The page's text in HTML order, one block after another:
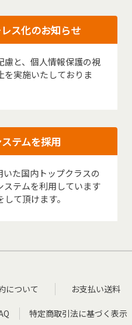
ス化のお知らせ
慮と、個人情報保護の視
を実施いたしておりま
テムを採用
た国内トップクラスの
ステムを利用しています
て頂けます。
について お支払い送料
特定商取引法に基づく表示